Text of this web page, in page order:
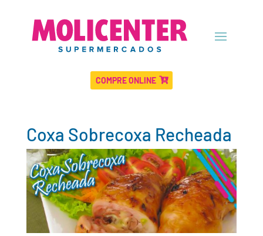
COMPRE ONLINE
Coxa Sobrecoxa Recheada